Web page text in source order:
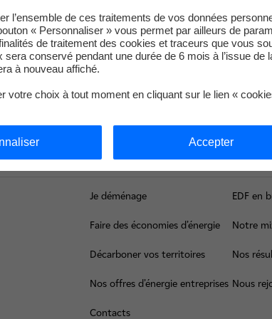
avant de reconnecter l’unité au réseau électrique
pour maintenance annuelle, les unités n°2
électrique national.
Haut de page
Je déménage
Faire des économies d’énergie
Décarboner vos territoires
Nos offres d’énergie entreprises
Contacts
EDF en
Notre
Nos
Nous
l’ensemble de ces traitements de vos données
« Personnaliser » vous permet par ailleurs de
de traitement des cookies et traceurs que vous
sera conservé pendant une durée de 6 mois à l’issue de
à nouveau affiché.
votre choix à tout moment en cliquant sur le lien «
Accepter